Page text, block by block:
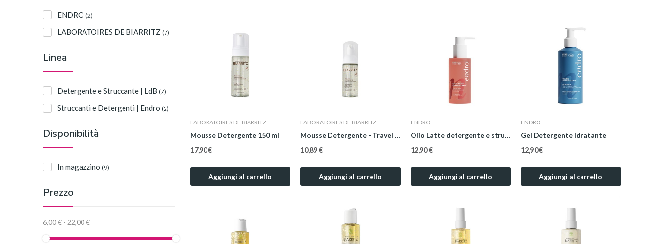
ENDRO (2)
LABORATOIRES DE BIARRITZ (7)
Linea
Detergente e Struccante | LdB (7)
Struccanti e Detergenti | Endro (2)
Disponibilità
In magazzino (9)
Prezzo
6,00 € - 22,00 €
LABORATOIRES DE BIARRITZ
Mousse Detergente 150 ml
17,90 €
Aggiungi al carrello
LABORATOIRES DE BIARRITZ
Mousse Detergente - Travel Size 50 ml
10,89 €
Aggiungi al carrello
ENDRO
Olio Latte detergente e struccante
12,90 €
Aggiungi al carrello
ENDRO
Gel Detergente Idratante
12,90 €
Aggiungi al carrello